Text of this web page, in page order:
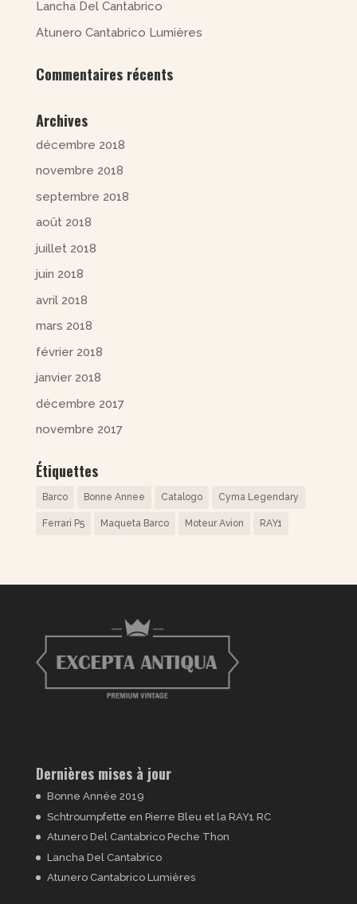
Lancha Del Cantabrico
Atunero Cantabrico Lumières
Commentaires récents
Archives
décembre 2018
novembre 2018
septembre 2018
août 2018
juillet 2018
juin 2018
avril 2018
mars 2018
février 2018
janvier 2018
décembre 2017
novembre 2017
Étiquettes
Barco Bonne Annee Catalogo Cyma Legendary
Ferrari P5 Maqueta Barco Moteur Avion RAY1
Dernières mises à jour
Bonne Année 2019
Schtroumpfette en Pierre Bleu et la RAY1 RC
Atunero Del Cantabrico Peche Thon
Lancha Del Cantabrico
Atunero Cantabrico Lumières